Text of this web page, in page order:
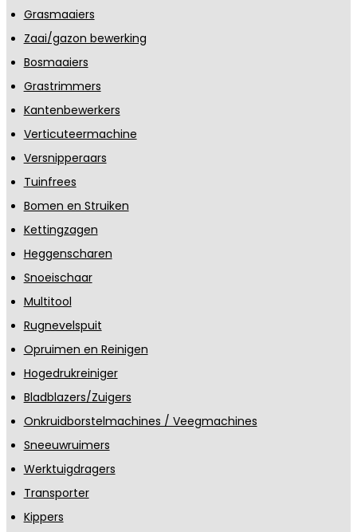
Grasmaaiers
Zaai/gazon bewerking
Bosmaaiers
Grastrimmers
Kantenbewerkers
Verticuteermachine
Versnipperaars
Tuinfrees
Bomen en Struiken
Kettingzagen
Heggenscharen
Snoeischaar
Multitool
Rugnevelspuit
Opruimen en Reinigen
Hogedrukreiniger
Bladblazers/Zuigers
Onkruidborstelmachines / Veegmachines
Sneeuwruimers
Werktuigdragers
Transporter
Kippers